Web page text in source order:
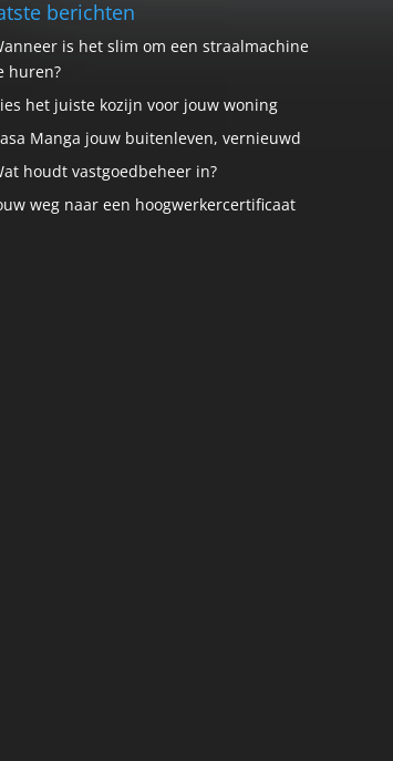
berichten
is het slim om een straalmachine
huren?
het juiste kozijn voor jouw woning
Manga jouw buitenleven, vernieuwd
houdt vastgoedbeheer in?
weg naar een hoogwerkercertificaat